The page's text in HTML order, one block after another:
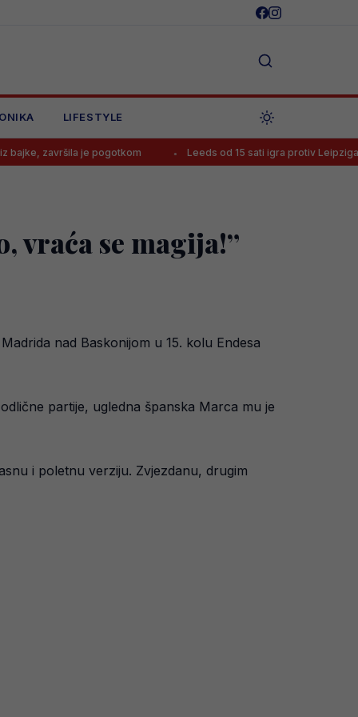
LIFESTYLE
je pogotkom Leeds od 15 sati igra protiv Leipziga, poznat
vraća se magija!”
nad Baskonijom u 15. kolu Endesa
partije, ugledna španska Marca mu je
i poletnu verziju. Zvjezdanu, drugim